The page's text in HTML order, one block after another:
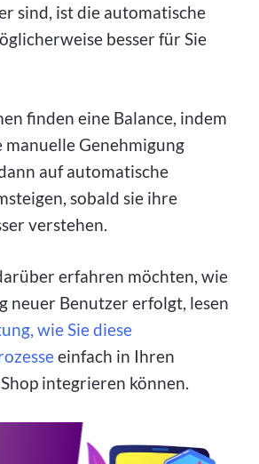
sind, ist die automatische
besser für Sie
finden eine Balance, indem
manuelle Genehmigung
auf automatische
sobald sie ihre
verstehen.
erfahren möchten, wie
neuer Benutzer erfolgt, lesen
wie Sie diese
einfach in Ihren
integrieren können.